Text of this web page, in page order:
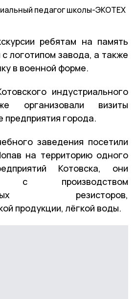
педагог школы-ЭКОТЕХ
ребятам на память
с логотипом завода, а также
в военной форме.
индустриального
организовали визиты
города.
заведения посетили
на территорию одного
Котовска, они
с производством
резисторов,
продукции, лёгкой воды.